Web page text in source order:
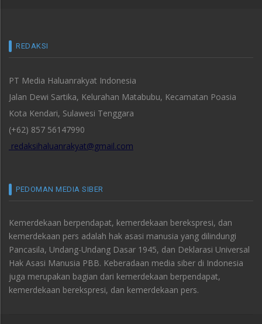
REDAKSI
PT Media Haluanrakyat Indonesia
Jalan Dewi Sartika, Kelurahan Matabubu, Kecamatan Poasia
Kota Kendari, Sulawesi Tenggara
(+62) 857 56147990
redaksihaluanrakyat@gmail.com
PEDOMAN MEDIA SIBER
Kemerdekaan berpendapat, kemerdekaan berekspresi, dan
kemerdekaan pers adalah hak asasi manusia yang dilindungi
Pancasila, Undang-Undang Dasar 1945, dan Deklarasi Universal
Hak Asasi Manusia PBB. Keberadaan media siber di Indonesia
juga merupakan bagian dari kemerdekaan berpendapat,
kemerdekaan berekspresi, dan kemerdekaan pers.